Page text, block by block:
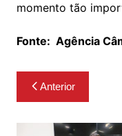
momento tão
Fonte: Agência
Navegação
de
Post
Anterior